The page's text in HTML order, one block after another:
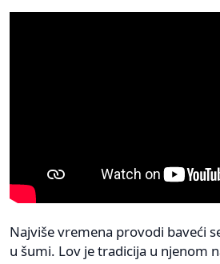
Najviše vremena provodi baveći
u šumi. Lov je tradicija u njenom